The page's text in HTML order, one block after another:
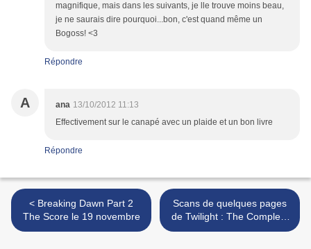
magnifique, mais dans les suivants, je lle trouve moins beau,
je ne saurais dire pourquoi...bon, c'est quand même un
Bogoss! <3
Répondre
A ana 13/10/2012 11:13
Effectivement sur le canapé avec un plaide et un bon livre
Répondre
< Breaking Dawn Part 2
The Score le 19 novembre
Scans de quelques pages
de Twilight : The Complete
Archives >